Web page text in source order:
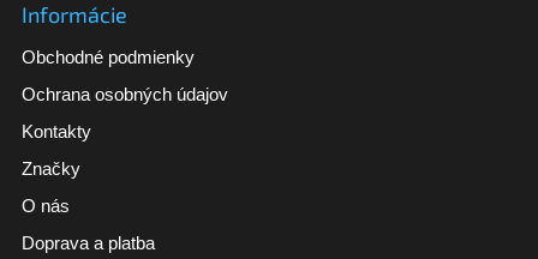
Informácie
Obchodné podmienky
Ochrana osobných údajov
Kontakty
Značky
O nás
Doprava a platba